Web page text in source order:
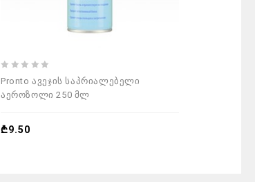
of
Pronto ავეჯის საპრიალებელი
აეროზოლი 250 მლ
₾9.50